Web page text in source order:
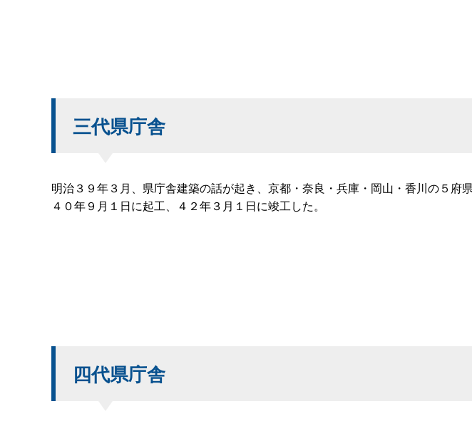
三代県庁舎
明治３９年３月、県庁舎建築の話が起き、京都・奈良・兵庫・岡山・香川の５
４０年９月１日に起工、４２年３月１日に竣工した。
四代県庁舎